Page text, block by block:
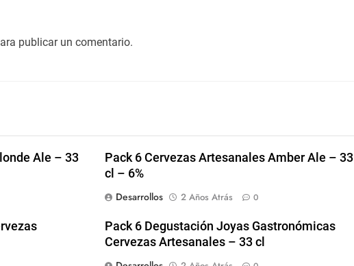
publicar un comentario.
Ale – 33
Pack 6 Cervezas Artesanales Amber Ale – 33
cl – 6%
Desarrollos
2 Años Atrás 0
Pack 6 Degustación Joyas Gastronómicas
Cervezas Artesanales – 33 cl